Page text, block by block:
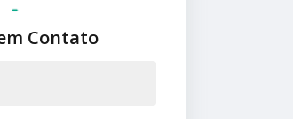
Contato